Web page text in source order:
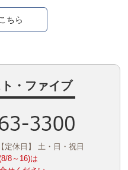
ちら
・ファイブ
【定休日】 土・日・祝日
8～16)は